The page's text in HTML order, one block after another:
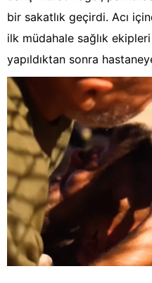
bir sakatlık geçirdi. Acı
ilk müdahale sağlık
yapıldıktan sonra